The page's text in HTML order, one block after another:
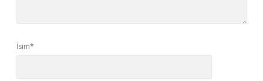
İsim*